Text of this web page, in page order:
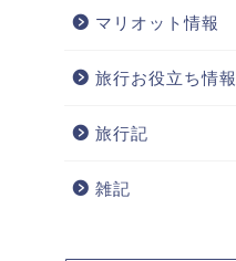
マリオット情報
旅行お役立ち情報
旅行記
雑記